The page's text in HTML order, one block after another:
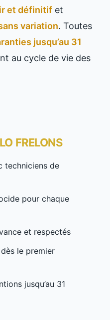
et définitif et
variation. Toutes
jusqu’au 31
au cycle de vie des
FRELONS
techniciens de
pour chaque
et respectés
le premier
jusqu’au 31